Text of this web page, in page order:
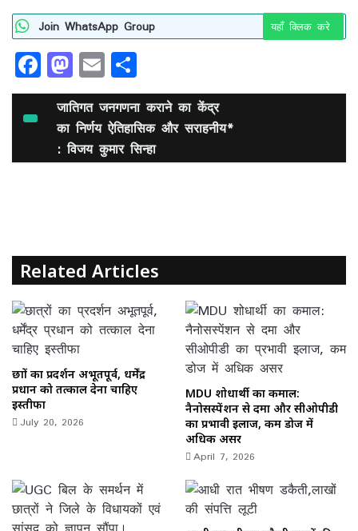
Join WhatsApp Group यहाँ क्लिक करे
F
a
b
k
M
a
st
o
d
E
m
ai
l
h
ar
e
जातिगत जनगणना कराने का केंद्र
का निर्णय ऐतिहासिक और सराहनीय*
: विजय कुमार सिन्हा
Related Articles
छात्रों का प्रदर्शन अभूतपूर्व, धर्मेंद्र
प्रधान को तत्काल देना चाहिए
इस्तीफा
July 20, 2026
MDU शोधार्थी का कमाल:
नैनोसस्पेंशन से दमा और सीओपीडी
का प्रभावी इलाज, कम डोज में
अधिक असर
April 7, 2026